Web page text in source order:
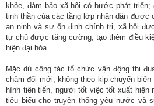
Tiếp
cận
thông
tin
Tìm
kiếm
khỏe, đảm bảo xã hội có bước phát
tinh thần của các tầng lớp nhân dân được
an ninh và sự ổn định chính trị, xã hội
tự chủ được tăng cường, tạo thêm điều
hiện đại hóa.
Mặc dù công tác tổ chức vận động thi
chậm đổi mới, không theo kịp chuyển
hình tiên tiến, người tốt việc tốt xuất hiện
tiêu biểu cho truyền thống yêu nước và